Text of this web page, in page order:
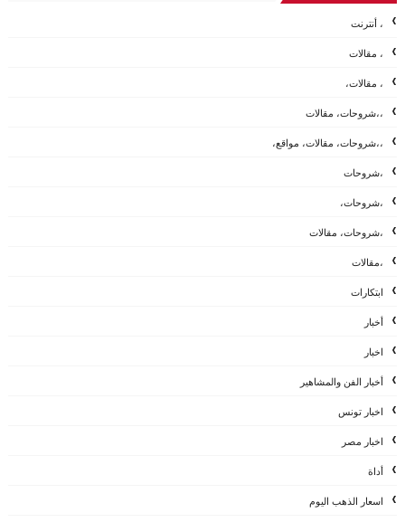
، أنترنت
، مقالات
، مقالات،
،،شروحات، مقالات
،،شروحات، مقالات، مواقع،
،شروحات
،شروحات،
،شروحات، مقالات
،مقالات
ابتكارات
أخبار
اخبار
أخبار الفن والمشاهير
اخبار تونس
اخبار مصر
أداة
اسعار الذهب اليوم